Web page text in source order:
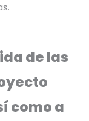
de las
como a